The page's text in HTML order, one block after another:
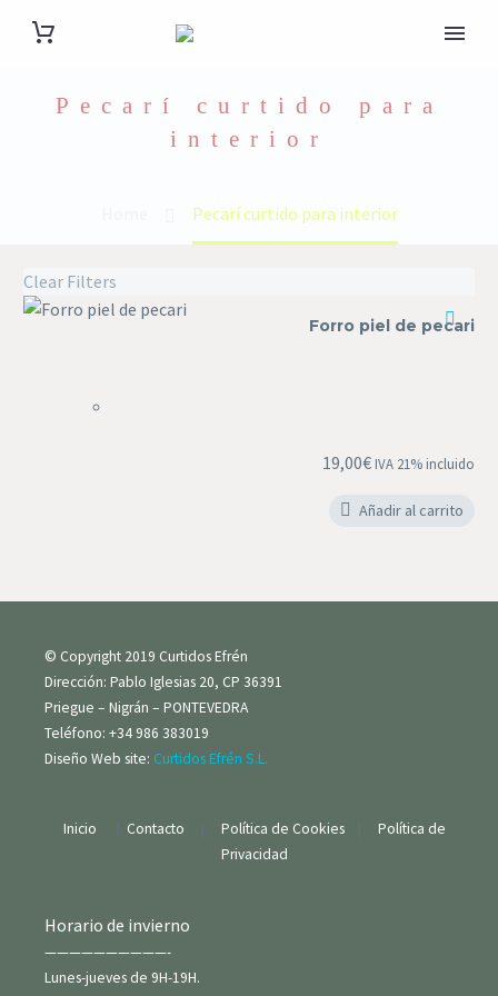
Pecarí curtido para
interior
Pecarí curtido para interior
Clear Filters
Forro
Forro piel de pecari
19,00€ IVA 21% incluido
Añadir al carrito
© Copyright 2019 Curtidos Efrén
Dirección: Pablo Iglesias 20, CP 36391
Priegue – Nigrán – PONTEVEDRA
Teléfono: +34 986 383019
Diseño Web site: Curtidos Efrén S.L.
Inicio | Contacto | Política de Cookies |
Política de
Privacidad
Horario de invierno
——————————-
Lunes-jueves de 9H-19H.